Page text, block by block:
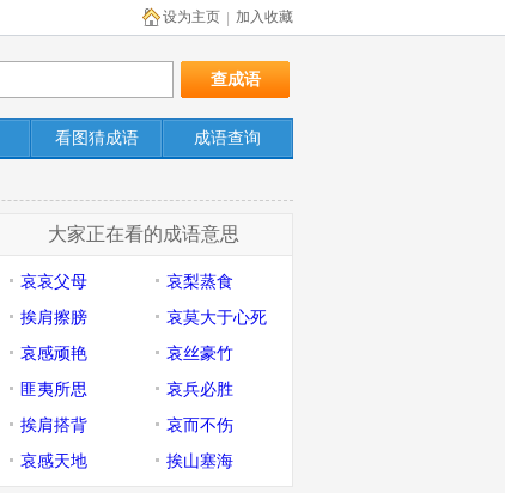
加入收藏
设为主页
看图猜成语 成语查询
大家正在看的成语意思
哀哀父母
哀梨蒸食
挨肩擦膀
哀莫大于心死
哀感顽艳
哀丝豪竹
匪夷所思
哀兵必胜
挨肩搭背
哀而不伤
哀感天地
挨山塞海